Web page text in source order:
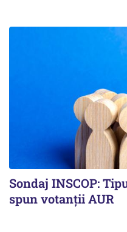
Sondaj INSCOP:
spun votanții AUR